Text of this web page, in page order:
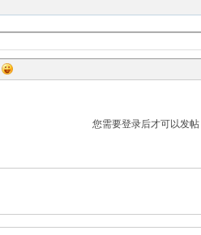
您需要登录后才可以发帖